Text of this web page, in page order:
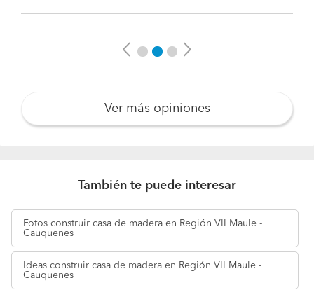
Previous Next
Ver más opiniones
También te puede interesar
Fotos construir casa de madera en Región VII Maule -
Cauquenes
Ideas construir casa de madera en Región VII Maule -
Cauquenes